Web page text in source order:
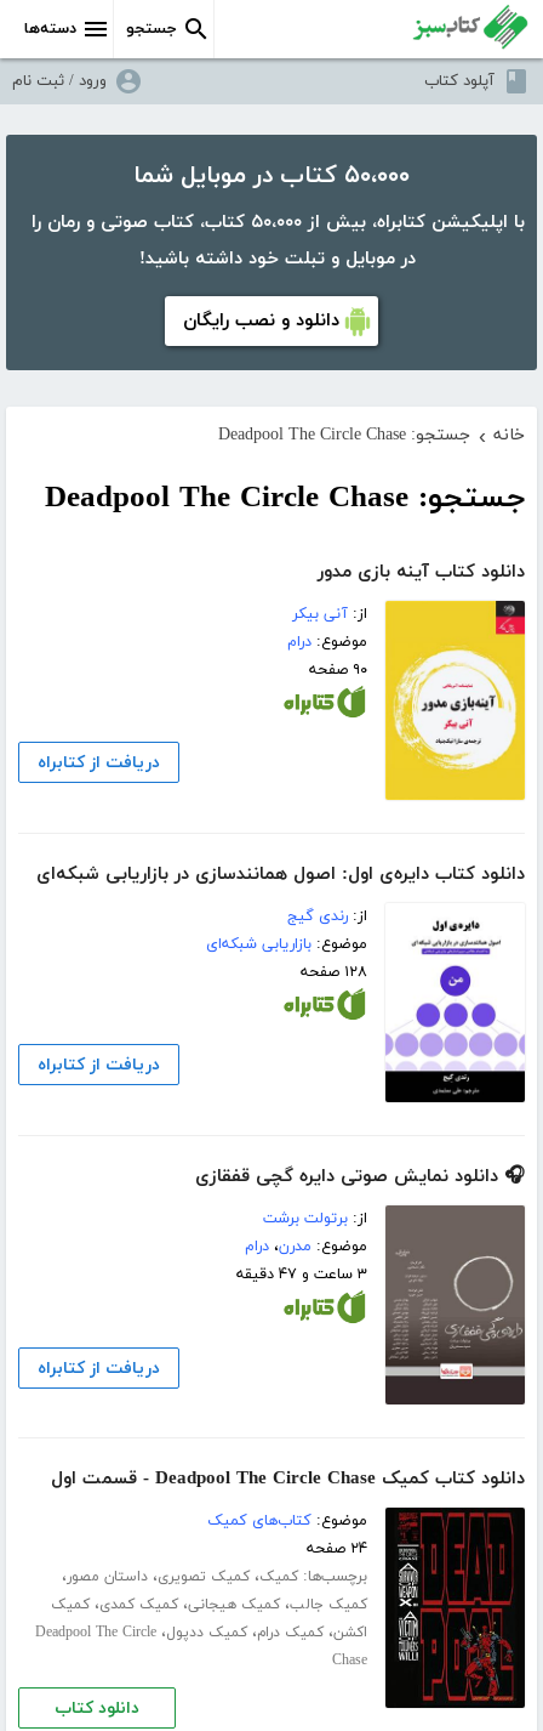
دسته‌ها جستجو
آپلود کتاب ورود / ثبت نام
۵۰،۰۰۰ کتاب در موبایل شما
با اپلیکیشن کتابراه، بیش از ۵۰،۰۰۰ کتاب، کتاب صوتی و رمان را
در موبایل و تبلت خود داشته باشید!
دانلود و نصب رایگان
خانه › جستجو: Deadpool The Circle Chase
جستجو: Deadpool The Circle Chase
دانلود کتاب آینه بازی مدور
از:آنی بیکر
موضوع:درام
۹۰ صفحه
دریافت از کتابراه
دانلود کتاب دایره‌ی اول: اصول همانندسازی در بازاریابی شبکه‌ای
از:رندی گیج
موضوع:بازاریابی شبکه‌ای
۱۲۸ صفحه
دریافت از کتابراه
🎧 دانلود نمایش صوتی دایره گچی قفقازی
از:برتولت برشت
موضوع: مدرن،درام
۳ ساعت و ۴۷ دقیقه
دریافت از کتابراه
دانلود کتاب کمیک Deadpool The Circle Chase - قسمت اول
موضوع:کتاب‌های کمیک
۲۴ صفحه
برچسب‌ها:کمیک،کمیک تصویری،داستان مصور،
کمیک جالب،کمیک هیجانی،کمیک کمدی،کمیک
اکشن،کمیک درام،کمیک ددپول،Deadpool The Circle
Chase
دانلود کتاب